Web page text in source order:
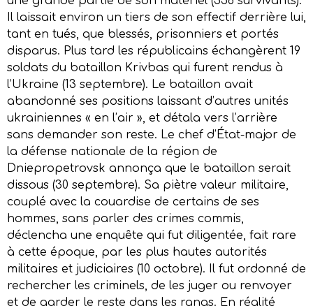
Il laissait environ un tiers de son effectif derrière lui,
tant en tués, que blessés, prisonniers et portés
disparus. Plus tard les républicains échangèrent 19
soldats du bataillon Krivbas qui furent rendus à
l’Ukraine (13 septembre). Le bataillon avait
abandonné ses positions laissant d’autres unités
ukrainiennes « en l’air », et détala vers l’arrière
sans demander son reste. Le chef d’État-major de
la défense nationale de la région de
Dniepropetrovsk annonça que le bataillon serait
dissous (30 septembre). Sa piètre valeur militaire,
couplé avec la couardise de certains de ses
hommes, sans parler des crimes commis,
déclencha une enquête qui fut diligentée, fait rare
à cette époque, par les plus hautes autorités
militaires et judiciaires (10 octobre). Il fut ordonné de
rechercher les criminels, de les juger ou renvoyer
et de garder le reste dans les rangs. En réalité